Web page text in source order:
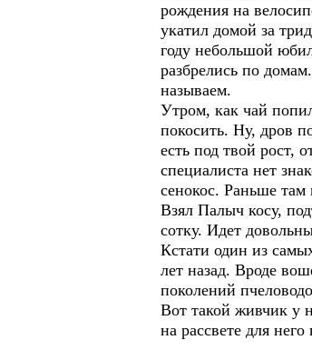
рождения на
укатил домой за
году небольшой
разбрелись по
называем.
Утром, как чай
покосить. Ну, дров
есть под твой рост,
специалиста нет
сенокос. Раньше там
Взял Палыч косу,
сотку. Идет
Кстати один из
лет назад. Вроде
поколений
Вот такой живчик у
на рассвете для него